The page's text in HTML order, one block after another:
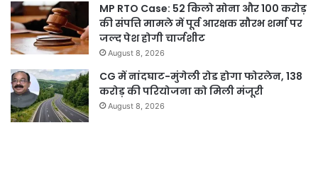
MP RTO Case: 52 किलो सोना और 100 करोड़
की संपत्ति मामले में पूर्व आरक्षक सौरभ शर्मा पर
जल्द पेश होगी चार्जशीट
August 8, 2026
CG में नांदघाट-मुंगेली रोड होगा फोरलेन, 138
करोड़ की परियोजना को मिली मंजूरी
August 8, 2026